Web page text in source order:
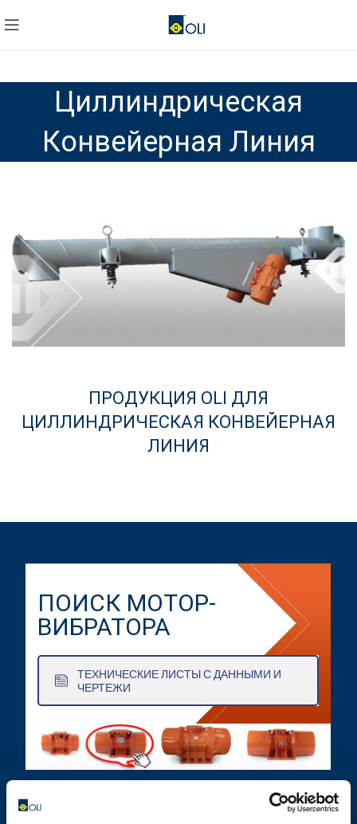
Циллиндрическая
Конвейерная Линия
ПРОДУКЦИЯ OLI ДЛЯ
ЦИЛЛИНДРИЧЕСКАЯ КОНВЕЙЕРНАЯ
ЛИНИЯ
ПОИСК МОТОР-
ВИБРАТОРА
ТЕХНИЧЕСКИЕ ЛИСТЫ С ДАННЫМИ И
ЧЕРТЕЖИ